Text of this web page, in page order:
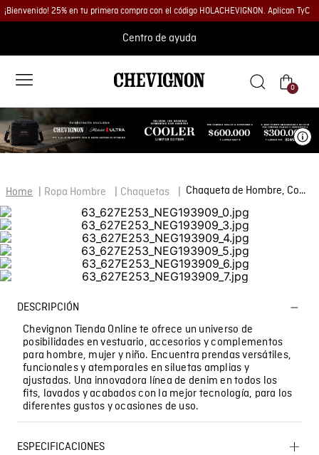
¡Bienvenido! 25% en tu primera compra con el código HOLACHEVIGNON. Aplican TyC
Centro de ayuda
0
Ropa Hombre Chaquetas Chaqueta de Hombre, Combat Togs
DESCRIPCIÓN
Chevignon Tienda Online te ofrece un universo de
posibilidades en vestuario, accesorios y complementos
para hombre, mujer y niño. Encuentra prendas versátiles,
funcionales y atemporales en siluetas amplias y
ajustadas. Una innovadora línea de denim en todos los
fits, lavados y acabados con la mejor tecnología, para los
diferentes gustos y ocasiones de uso.
ESPECIFICACIONES